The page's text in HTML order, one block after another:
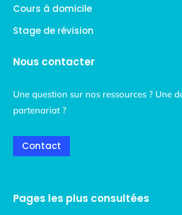
Cours à domicile
Stage de révision
Nous contacter
Une question sur nos ressources ? Une
partenariat ?
Contact
Pages les plus consultées